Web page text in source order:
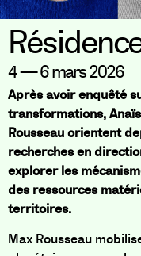
4 — 6 mars 2026
Après avoir enquêté
transformations,
Rousseau orientent
recherches en
explorer les
des ressources
territoires.
Max Rousseau